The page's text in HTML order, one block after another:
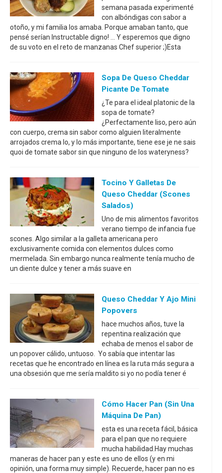
semana pasada experimenté
con albóndigas con sabor a
otoño, y mi familia los amaba. Porque amaban tanto, que
pensé serían Instructable digno! ... Y esperemos que digno
de su voto en el reto de manzanas Chef superior ;)Esta
Sopa De Queso Cheddar
Picante De Tomate
¿Te para el ideal platonic de la
sopa de tomate?
¿Perfectamente liso, pero aún
con cuerpo, crema sin sabor como alguien literalmente
arrojados crema lo, y lo más importante, tiene ese je ne sais
quoi de tomate sabor sin que ninguno de los wateryness?
Tocino Y Galletas De
Queso Cheddar (Scones
Salados)
Uno de mis alimentos favoritos
verano tiempo de infancia fue
scones. Algo similar a la galleta americana pero
exclusivamente comida con elementos dulces como
mermelada. Sin embargo nunca realmente tenía mucho de
un diente dulce y tener a más suave en
Queso Cheddar Y Ajo Mini
Popovers
hace muchos años, tuve la
repentina realización que
echaba de menos el sabor de
un popover cálido, untuoso. Yo sabía que intentar las
recetas que he encontrado en línea es la ruta más segura a
una obsesión que me sería maldito si yo no podía tener é
Cómo Hacer Pan (sin Una
Máquina De Pan)
esta es una receta fácil, básica
para el pan que no requiere
mucha habilidad.Hay muchas
maneras de hacer pan y este es uno de ellos (y en mi
opinión, una forma muy simple). Recuerde, hacer pan no es